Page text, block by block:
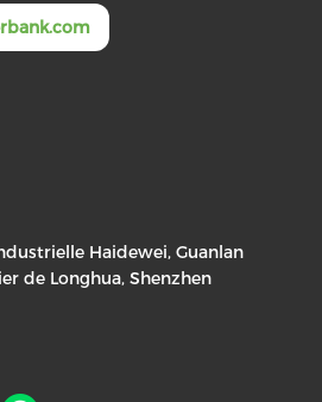
Haidewei, Guanlan
de Longhua, Shenzhen